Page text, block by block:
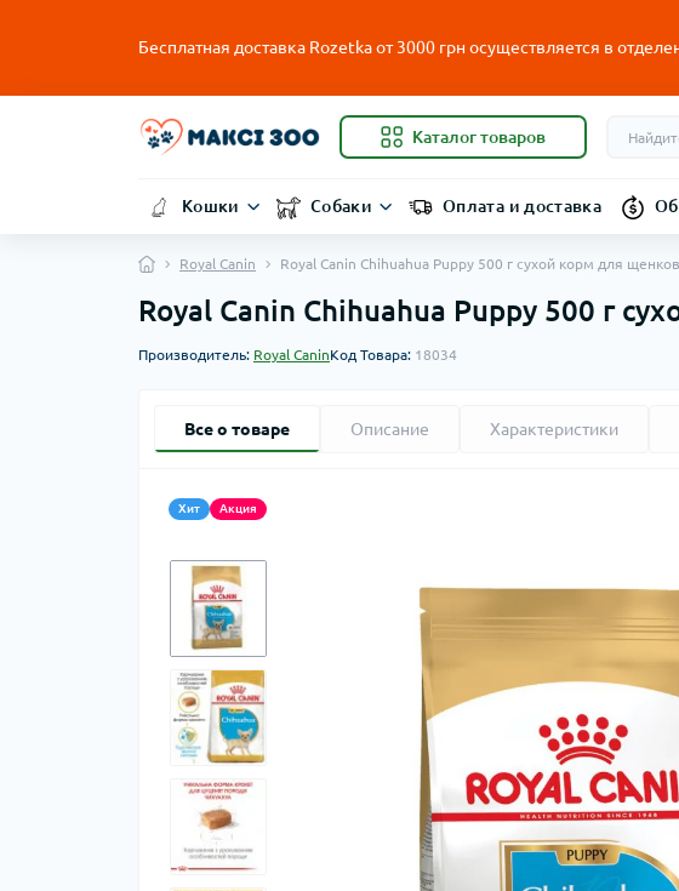
Бесплатная доставка Rozetka от3000 грн осуществляется в
Каталог товаров
Кошки Собаки Оплата и доставка
Royal Canin Royal Canin Chihuahua Puppy 500 г сухой корм для
Royal Canin Chihuahua Puppy 500 г
Производитель: Royal CaninКод Товара: 18034
Все о товаре Описание Характеристики
Хит Акция